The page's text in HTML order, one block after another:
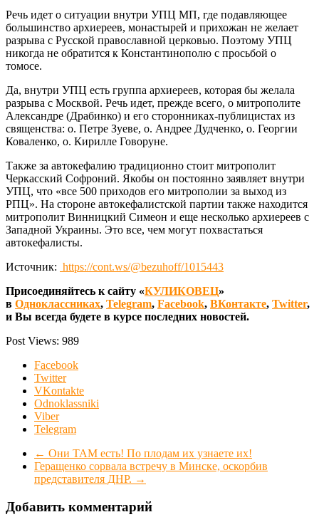
Речь идет о ситуации внутри УПЦ МП, где подавляющее
большинство архиереев, монастырей и прихожан не желает
разрыва с Русской православной церковью. Поэтому УПЦ
никогда не обратится к Константинополю с просьбой о
томосе.
Да, внутри УПЦ есть группа архиереев, которая бы желала
разрыва с Москвой. Речь идет, прежде всего, о митрополите
Александре (Драбинко) и его сторонниках-публицистах из
священства: о. Петре Зуеве, о. Андрее Дудченко, о. Георгии
Коваленко, о. Кирилле Говоруне.
Также за автокефалию традиционно стоит митрополит
Черкасский Софроний. Якобы он постоянно заявляет внутри
УПЦ, что «все 500 приходов его митрополии за выход из
РПЦ». На стороне автокефалистской партии также находится
митрополит Винницкий Симеон и еще несколько архиереев с
Западной Украины. Это все, чем могут похвастаться
автокефалисты.
Источник: https://cont.ws/@bezuhoff/1015443
Присоединяйтесь к сайту «КУЛИКОВЕЦ»
в Одноклассниках, Telegram, Facebook, ВКонтакте, Twitter,
и Вы всегда будете в курсе последних новостей.
Post Views: 989
Facebook
Twitter
VKontakte
Odnoklassniki
Viber
Telegram
← Они ТАМ есть! По плодам их узнаете их!
Геращенко сорвала встречу в Минске, оскорбив
представителя ДНР. →
Добавить комментарий